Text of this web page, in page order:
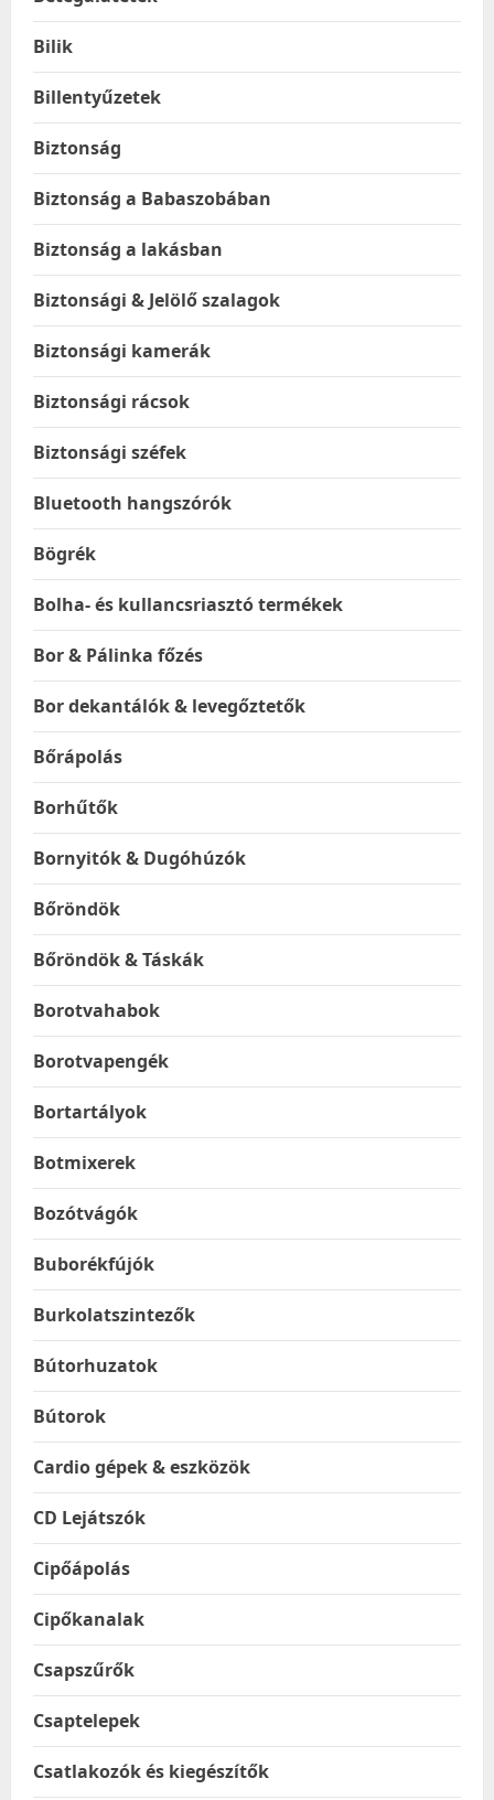
Bilik
Billentyűzetek
Biztonság
Biztonság a Babaszobában
Biztonság a lakásban
Biztonsági & Jelölő szalagok
Biztonsági kamerák
Biztonsági rácsok
Biztonsági széfek
Bluetooth hangszórók
Bögrék
Bolha- és kullancsriasztó termékek
Bor & Pálinka főzés
Bor dekantálók & levegőztetők
Bőrápolás
Borhűtők
Bornyitók & Dugóhúzók
Bőröndök
Bőröndök & Táskák
Borotvahabok
Borotvapengék
Bortartályok
Botmixerek
Bozótvágók
Buborékfújók
Burkolatszintezők
Bútorhuzatok
Bútorok
Cardio gépek & eszközök
CD Lejátszók
Cipőápolás
Cipőkanalak
Csapszűrők
Csaptelepek
Csatlakozók és kiegészítők